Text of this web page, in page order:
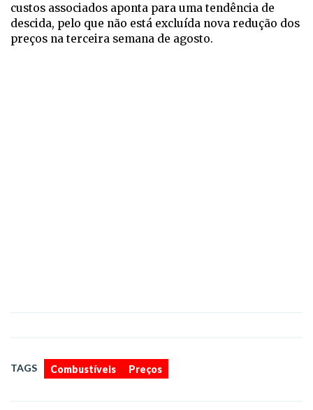
custos associados aponta para uma tendência de
descida, pelo que não está excluída nova redução dos
preços na terceira semana de agosto.
TAGS Combustíveis Preços